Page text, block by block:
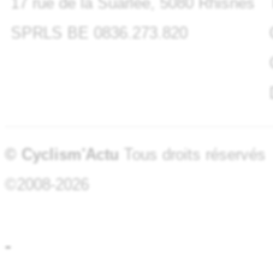
SPRLS BE 0836.273.820
© Cyclism'Actu Tous droits réservés
©2008-2026
-